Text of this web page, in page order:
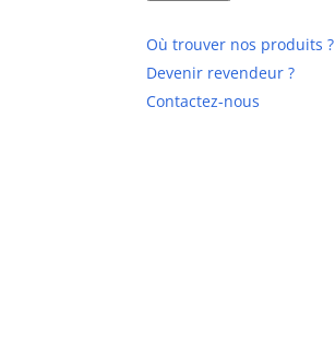
Où trouver nos produits ?
Devenir revendeur ?
Contactez-nous